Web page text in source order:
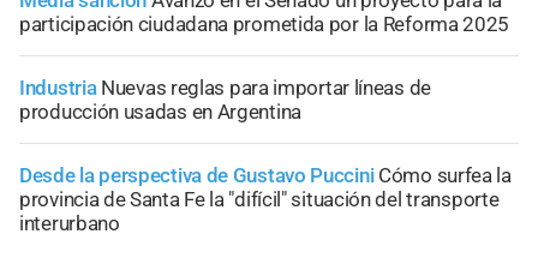
participación ciudadana prometida por la Reforma 2025
Industria Nuevas reglas para importar líneas de
producción usadas en Argentina
Desde la perspectiva de Gustavo Puccini Cómo surfea la
provincia de Santa Fe la "difícil" situación del transporte
interurbano